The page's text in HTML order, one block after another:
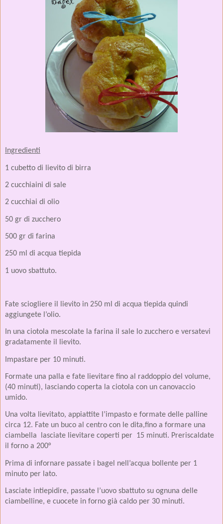
Ingredienti
1 cubetto di lievito di birra
2 cucchiaini di sale
2 cucchiai di olio
50 gr di zucchero
500 gr di farina
250 ml di acqua tiepida
1 uovo sbattuto.
Fate sciogliere il lievito in 250 ml di acqua tiepida quindi
aggiungete l’olio.
In una ciotola mescolate la farina il sale lo zucchero e versatevi
gradatamente il lievito.
Impastare per 10 minuti.
Formate una palla e fate lievitare fino al raddoppio del volume,
(40 minuti), lasciando coperta la ciotola con un canovaccio
umido.
Una volta lievitato, appiattite l’impasto e formate delle palline
circa 12. Fate un buco al centro con le dita,fino a formare una
ciambella
lasciate lievitare coperti per 15 minuti. Preriscaldate
il forno a 200°
Prima di infornare passate i bagel nell’acqua bollente per 1
minuto per lato.
Lasciate intiepidire, passate l’uovo sbattuto su ognuna delle
ciambelline, e cuocete in forno già caldo per 30 minuti.